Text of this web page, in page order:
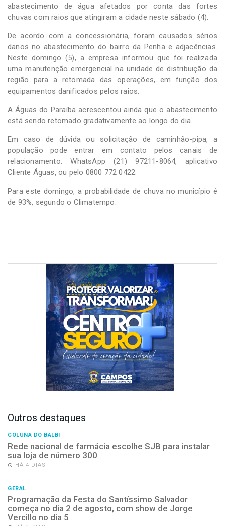
abastecimento de água afetados por conta das fortes
chuvas com raios que atingiram a cidade neste sábado (4).
De acordo com a concessionária, foram causados sérios
danos no abastecimento do bairro da Penha e adjacências.
Neste domingo (5), a empresa informou que foi realizada
uma manutenção emergencial na unidade de distribuição da
região para a retomada das operações, em função dos
equipamentos danificados pelos raios.
A Águas do Paraíba acrescentou ainda que o abastecimento
está sendo retomado gradativamente ao longo do dia.
Em caso de dúvida ou solicitação de caminhão-pipa, a
população pode entrar em contato pelos canais de
relacionamento: WhatsApp (21) 97211-8064, aplicativo
Cliente Águas, ou pelo 0800 772 0422.
Para este domingo, a probabilidade de chuva no município é
de 93%, segundo o Climatempo.
Outros destaques
COLUNA DO BALBI
Rede nacional de farmácia escolhe SJB para instalar
sua loja de número 300
HÁ 4 DIAS
GERAL
Programação da Festa do Santíssimo Salvador
começa no dia 2 de agosto, com show de Jorge
Vercillo no dia 5